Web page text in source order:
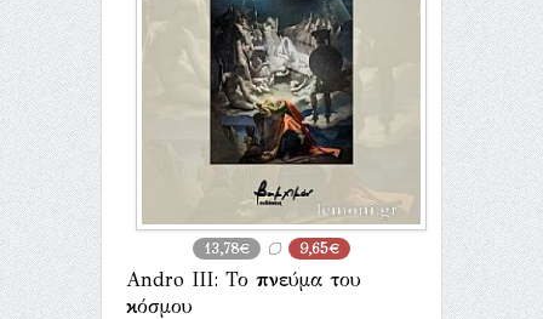
13,78€ 9,65€
Andro III: Το πνεύμα του
κόσμου